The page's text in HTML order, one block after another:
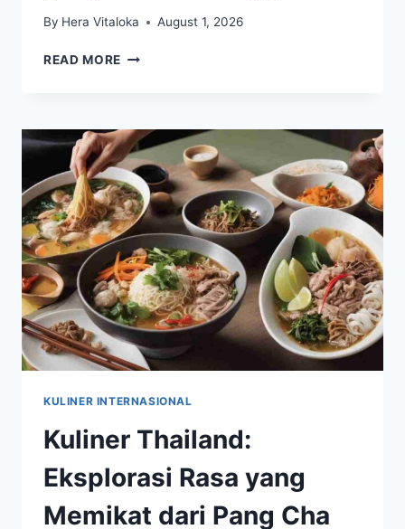
By Hera Vitaloka August 1, 2026
READ MORE MANGO
VIRAL,
DESSERT
THAILAND
YANG
SELALU
MENGGODA
KULINER INTERNASIONAL
Kuliner Thailand:
Eksplorasi Rasa yang
Memikat dari Pang Cha